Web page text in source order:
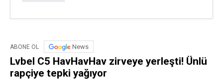
ABONE OL News
Lvbel C5 HavHavHav zirveye yerleşti! Ünlü
rapçiye tepki yağıyor